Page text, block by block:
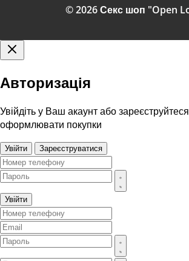
© 2026 Секс шоп "Open
Авторизація
Увійдіть у Ваш акаунт або
оформлювати покупки
Увійти Зареєструватися
Увійти